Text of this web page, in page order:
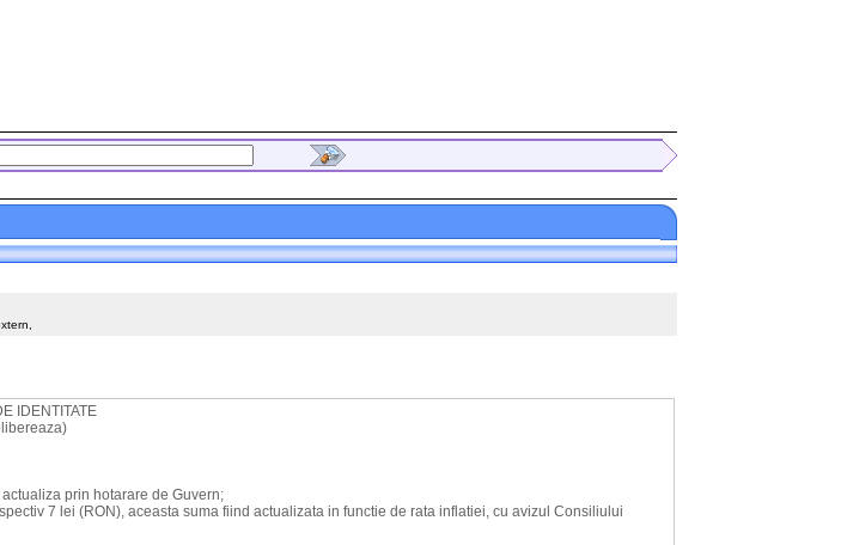
IDENTITATE
prin hotarare de Guvern;
7 lei (RON), aceasta suma fiind actualizata in functie de rata inflatiei, cu avizul Consiliului